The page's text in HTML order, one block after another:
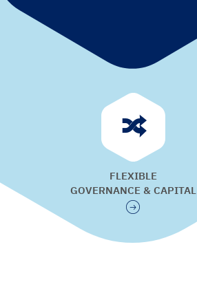
FLEXIBLE
GOVERNANCE & CAPITAL